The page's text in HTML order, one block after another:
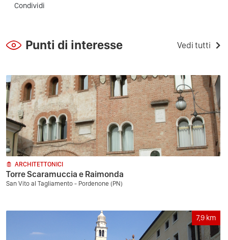
Condividi
Punti di interesse Vedi tutti
ARCHITETTONICI
Torre Scaramuccia e Raimonda
San Vito al Tagliamento - Pordenone (PN)
7,9 km